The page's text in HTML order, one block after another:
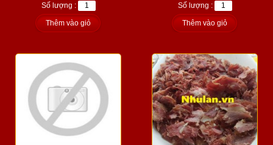
Số lượng :
Thêm vào giỏ
Số lượng :
Thêm vào giỏ